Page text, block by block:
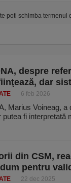
poti schimba termenul
despre
dar
6 feb 2026
Marius Voineag, a
putea fi
din CSM,
pentru
22 dec 2025